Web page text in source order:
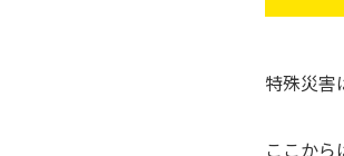
特殊災害
ここから